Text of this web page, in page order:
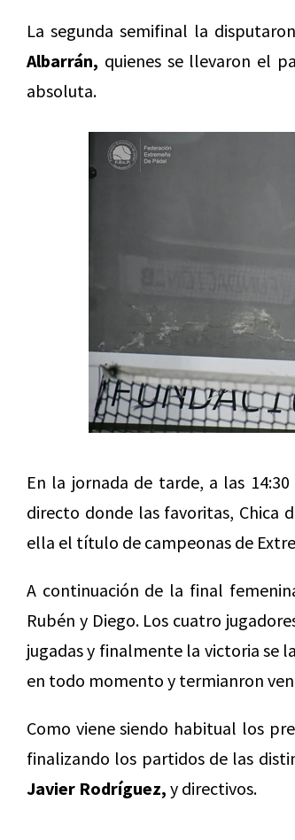
La segunda semifinal la disputaron
Albarrán, quienes se llevaron el
absoluta.
En la jornada de tarde, a las
directo donde las favoritas, Chica
ella el título de campeonas de
A continuación de la final
Rubén y Diego. Los cuatro
jugadas y finalmente la victoria se
en todo momento y termianron
Como viene siendo habitual los
finalizando los partidos de las
Javier Rodríguez, y directivos.